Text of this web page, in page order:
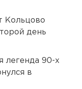
Кольцово
день
легенда 90-х
в